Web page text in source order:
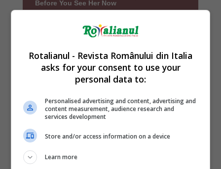
Rotalianul - Revista Românului din Italia
asks for your consent to use your
personal data to:
Personalised advertising and content, advertising and
content measurement, audience research and
services development
Store and/or access information on a device
Learn more